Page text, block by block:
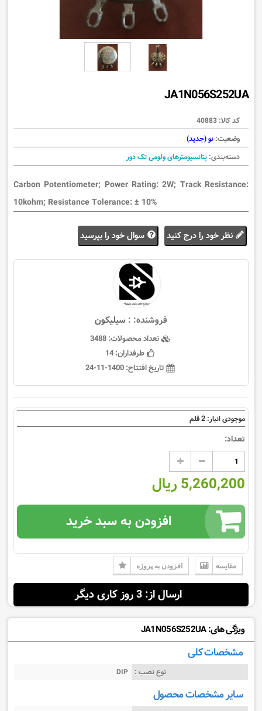
JA1N056S252UA
کد کالا: 40883
وضعیت: نو (جدید)
دسته‌بندی: پتانسیومترهای ولومی تک دور
Carbon Potentiometer; Power Rating: 2W; Track Resistance:
10kohm; Resistance Tolerance: ± 10%
نظر خود را درج کنید سوال خود را بپرسید
فروشنده: : سيليكون
تعداد محصولات:3488
طرفداران:14
تاریخ افتتاح:1400-11-24
موجودی انبار: 2قلم
تعداد:
5,260,200 ریال
افزودن به سبد خرید
مقایسه افزودن به پروژه
ارسال از: 3 روز کاری دیگر
ویژگی های: JA1N056S252UA
مشخصات کلی
نوع نصب : DIP
سایر مشخصات محصول